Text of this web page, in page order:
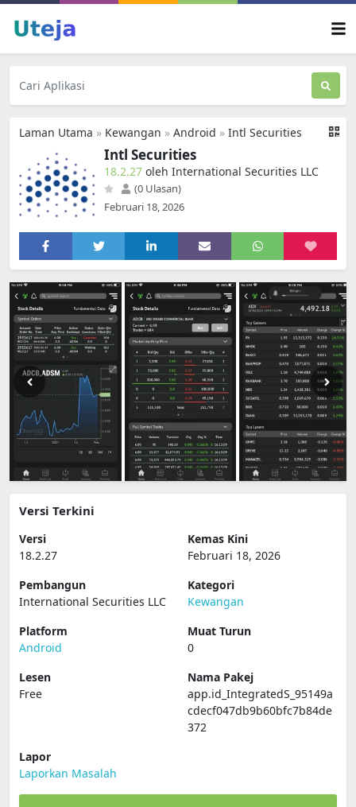
Laman Utama » Kewangan » Android » Intl Securities
Intl Securities
18.2.27 oleh International Securities LLC
(0 Ulasan)
Februari 18, 2026
Versi Terkini
Versi
18.2.27
Kemas Kini
Februari 18, 2026
Pembangun
International Securities LLC
Kategori
Kewangan
Platform
Android
Muat Turun
0
Lesen
Free
Nama Pakej
app.id_IntegratedS_95149a
cdecf047db9b60bfc7b84de
372
Lapor
Laporkan Masalah